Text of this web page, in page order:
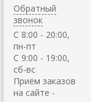
Обратный
звонок
C 8:00 - 20:00,
пн-пт
С 9:00 - 19:00,
сб-вс
Приём заказов
на сайте -